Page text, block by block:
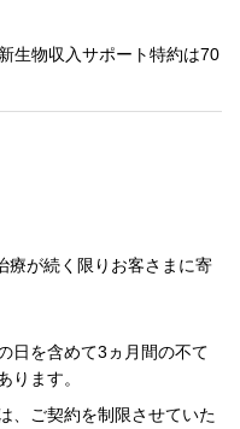
生物収入サポート特約は70
療が続く限りお客さまに寄
日を含めて3ヵ月間の不て
ります。
、ご契約を制限させていた